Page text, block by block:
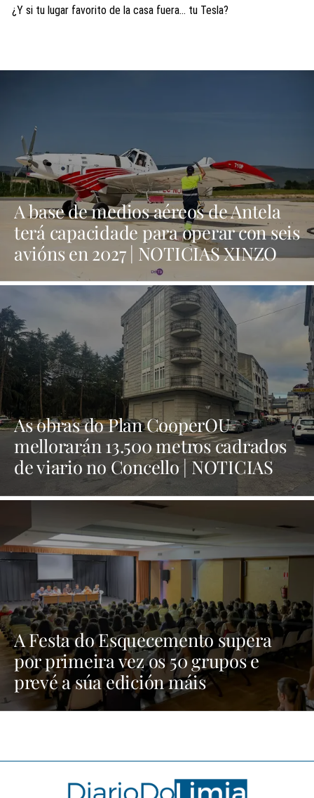
¿Y si tu lugar favorito de la casa fuera… tu Tesla?
A base de medios aéreos de Antela
terá capacidade para operar con seis
avións en 2027 | NOTICIAS XINZO
As obras do Plan CooperOU
mellorarán 13.500 metros cadrados
de viario no Concello | NOTICIAS
A Festa do Esquecemento supera
por primeira vez os 50 grupos e
prevé a súa edición máis
multitudinaria | NOTICIAS XINZO